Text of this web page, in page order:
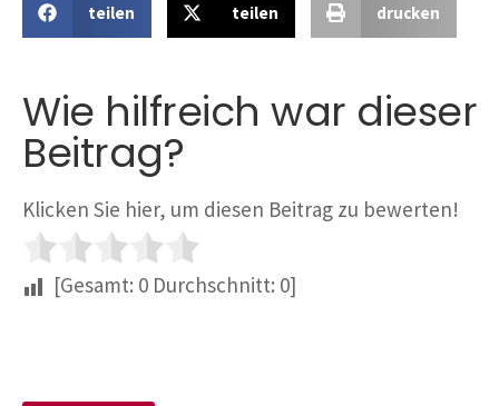
teilen teilen drucken
Wie hilfreich war dieser
Beitrag?
Klicken Sie hier, um diesen Beitrag zu bewerten!
[Gesamt: 0 Durchschnitt: 0]